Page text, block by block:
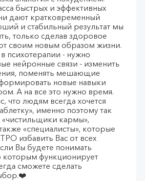
быстрых и эффективных
дают кратковременный
и стабильный результат мы
только сделав здоровое
своим новым образом жизни.
психотерапии - нужно
нейронные связи - изменить
поменять мешающие
новые навыки
А на все это нужно время.
что людям всегда хочется
именно поэтому так
кармы»,
«специалисты», которые
избавить Вас от всех
Вы будете понимать
которым функционирует
сможете сделать